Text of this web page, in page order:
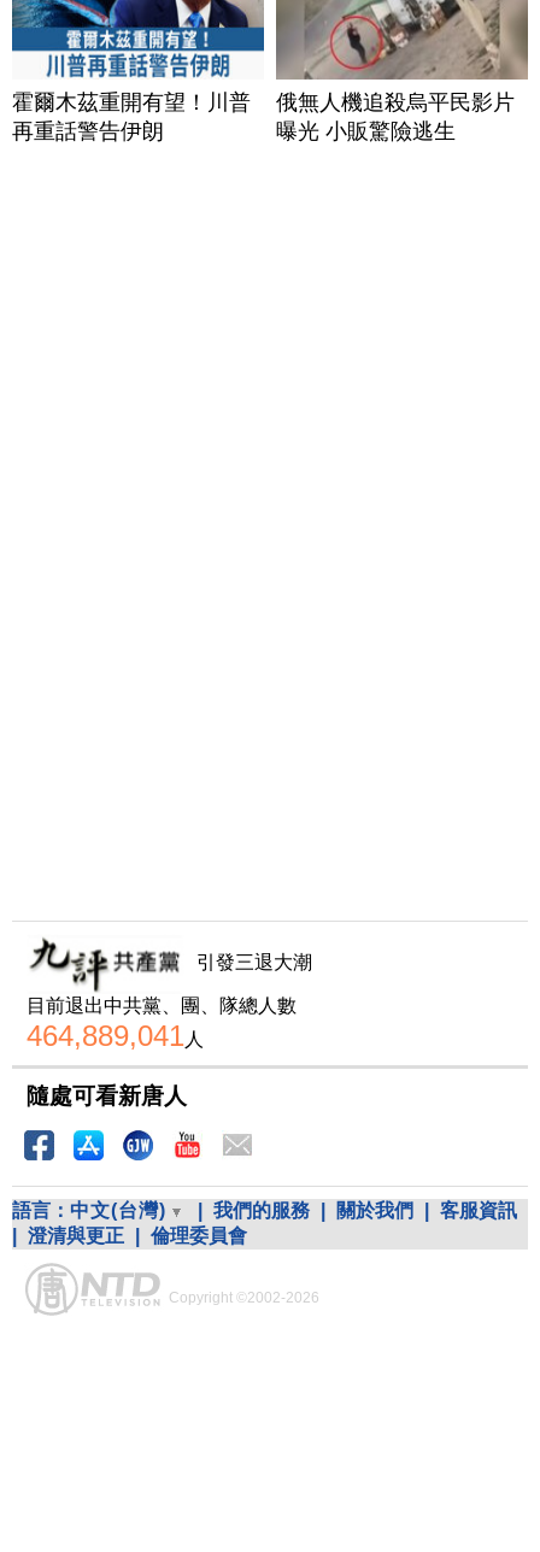
霍爾木茲重開有望！川普
再重話警告伊朗
俄無人機追殺烏平民影片
曝光 小販驚險逃生
引發三退大潮
目前退出中共黨、團、隊總人數
464,889,041人
隨處可看新唐人
語言： 中文(台灣) 我們的服務 關於我們
客服資訊
澄清與更正 倫理委員會
Copyright ©2002-2026